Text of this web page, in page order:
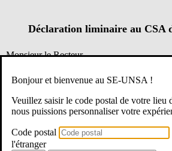
Déclaration liminaire au CSA
Monsieur le Recteur,
Mesdames et Messieurs les membres du
À l’approche de la fin de cette année
souhaite rappeler que les personnels
missions avec un engagement
toujours plus complexe et exigeant.
Bonjour et bienvenue au SE-UNSA !
Veuillez saisir le code postal de votre lieu
nous puissions personnaliser votre
Code postal
l'étranger